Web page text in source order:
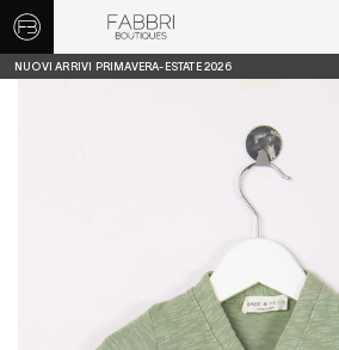
NUOVI ARRIVI PRIMAVERA-ESTATE 2026